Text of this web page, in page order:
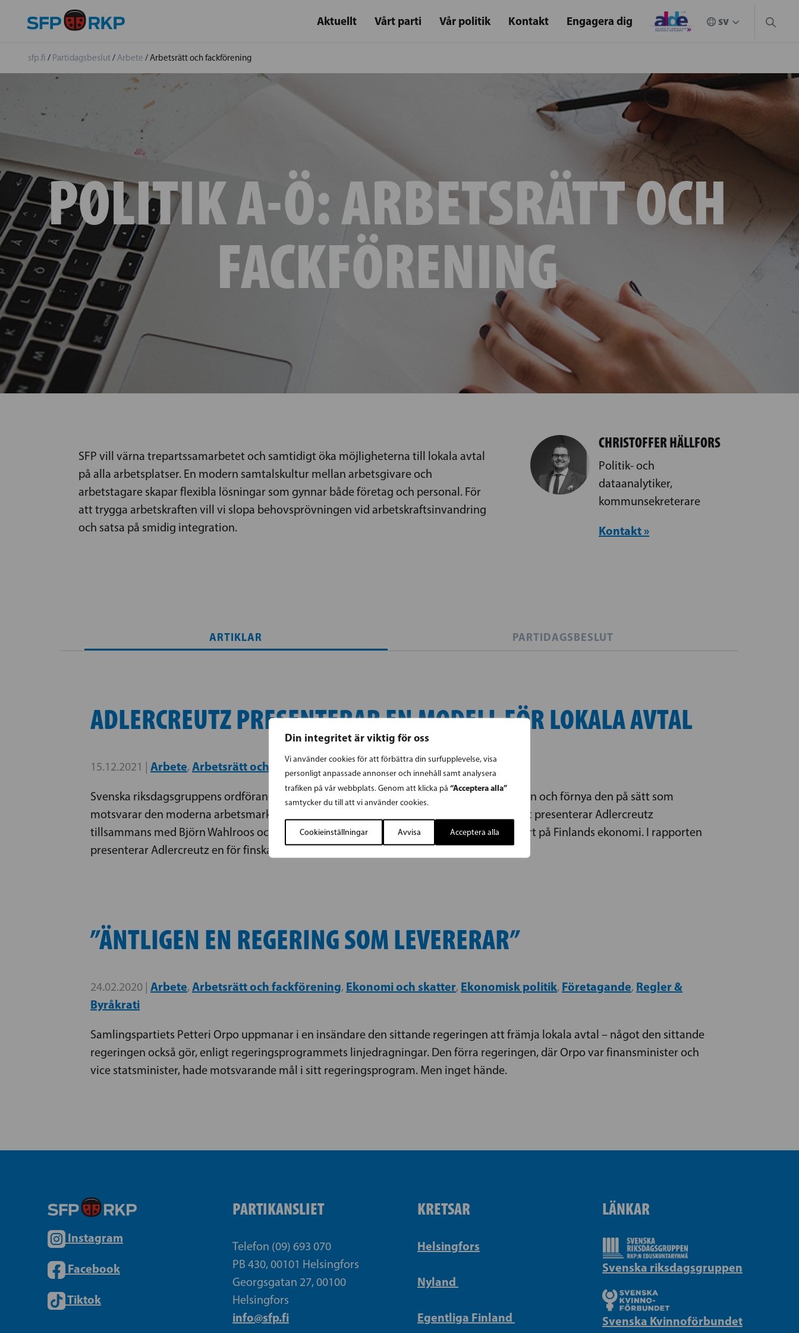
Din integritet är viktig för oss
Vi använder cookies för att förbättra din surfupplevelse, visa
personligt anpassade annonser och innehåll samt analysera
trafiken på vår webbplats. Genom att klicka på “Acceptera alla”
samtycker du till att vi använder cookies.
Cookieinställningar Avvisa Acceptera alla
Aktuellt Vårt parti Vår politik Kontakt Engagera dig
sfp.fi / Partidagsbeslut/Arbete /Arbetsrätt och fackförening
POLITIK A-Ö:ARBETSRÄTT OCH
FACKFÖRENING
SFP vill värna trepartssamarbetet och samtidigt öka möjligheterna till lokala avtal
på alla arbetsplatser. En modern samtalskultur mellan arbetsgivare och
arbetstagare skapar flexibla lösningar som gynnar både företag och personal. För
att trygga arbetskraften vill vi slopa behovsprövningen vid arbetskraftsinvandring
och satsa på smidig integration.
CHRISTOFFER HÄLLFORS
Politik- och
dataanalytiker,
kommunsekreterare
Kontakt »
ARTIKLAR PARTIDAGSBESLUT
ADLERCREUTZ PRESENTERAR EN MODELL FÖR LOKALA AVTAL
15.12.2021 | Arbete, Arbetsrätt och fackförening
Svenska riksdagsgruppens ordförande Anders Adlercreutz vill stärka förhandlingskulturen och förnya den på sätt som
motsvarar den moderna arbetsmarknadens behov. I tankesmedjan Liberas färska rapport presenterar Adlercreutz
tillsammans med Björn Wahlroos och Janne Juusela reformer som behövs för att sätta fart på Finlands ekonomi. I rapporten
presenterar Adlercreutz en för finska förhållanden skräddarsydd modell för lokala avtal.
”ÄNTLIGEN EN REGERING SOM LEVERERAR”
24.02.2020 | Arbete, Arbetsrätt och fackförening, Ekonomi och skatter, Ekonomisk politik, Företagande, Regler &
Byråkrati
Samlingspartiets Petteri Orpo uppmanar i en insändare den sittande regeringen att främja lokala avtal – något den sittande
regeringen också gör, enligt regeringsprogrammets linjedragningar. Den förra regeringen, där Orpo var finansminister och
vice statsminister, hade motsvarande mål i sitt regeringsprogram. Men inget hände.
Instagram
Facebook
Tiktok
PARTIKANSLIET
Telefon (09) 693 070
PB 430, 00101 Helsingfors
Georgsgatan 27, 00100
Helsingfors
info@sfp.fi
KRETSAR
Helsingfors
Nyland
Egentliga Finland
LÄNKAR
Svenska riksdagsgruppen
Svenska Kvinnoförbundet